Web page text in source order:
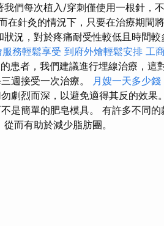
們每次植入/穿刺僅使用一根針，
在針灸的情況下，只要在治療期間
況，對於疼痛耐受性較低且時間
務輕鬆享受 到府外燴輕鬆安排 工
患者，我們建議進行埋線治療，這
週接受一次治療。
月嫂一天多少錢
劇烈而深，以避免適得其反的效果
是簡單的肥皂模具。 有許多不同
而有助於減少脂肪團。